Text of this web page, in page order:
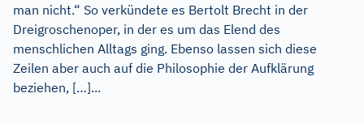
man nicht.“ So verkündete es Bertolt Brecht in der
Dreigroschenoper, in der es um das Elend des
menschlichen Alltags ging. Ebenso lassen sich diese
Zeilen aber auch auf die Philosophie der Aufklärung
beziehen, […]...